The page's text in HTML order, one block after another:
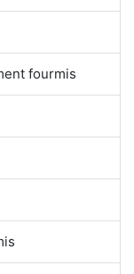
fourmis